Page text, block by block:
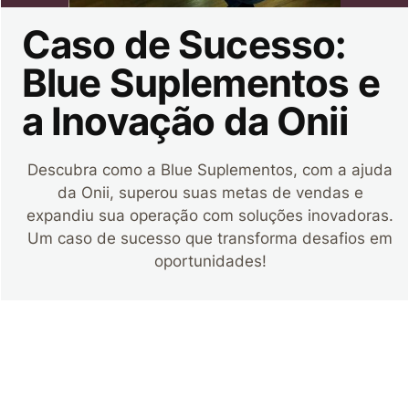
Caso de Sucesso:
Blue Suplementos e
a Inovação da Onii
Descubra como a Blue Suplementos, com a ajuda
da Onii, superou suas metas de vendas e
expandiu sua operação com soluções inovadoras.
Um caso de sucesso que transforma desafios em
oportunidades!